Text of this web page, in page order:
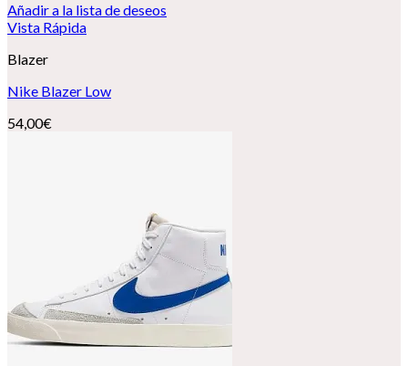
Añadir a la lista de deseos
Vista Rápida
Blazer
Nike Blazer Low
54,00€